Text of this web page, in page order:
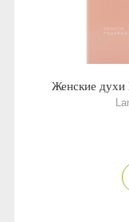
Женские духи